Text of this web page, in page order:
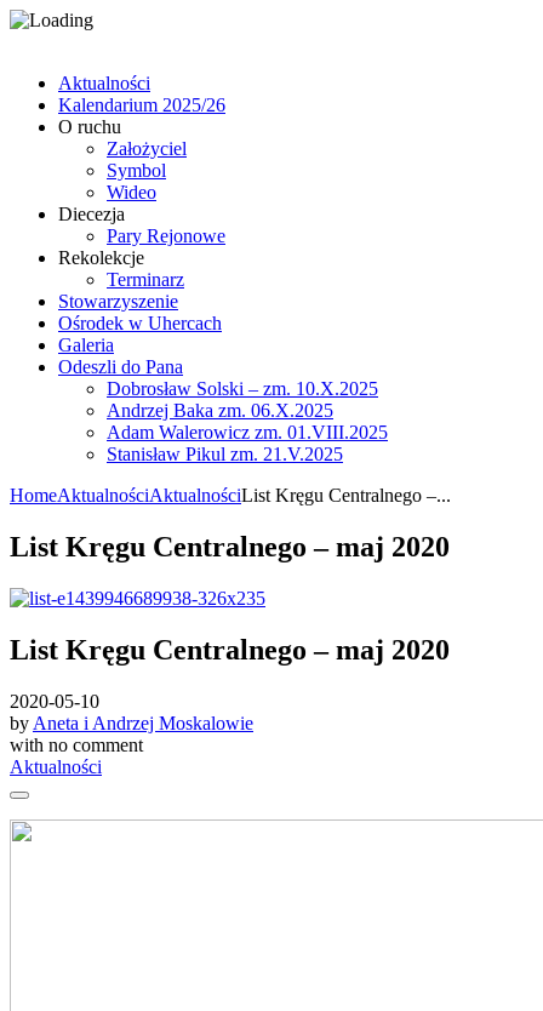
Aktualności
Kalendarium 2025/26
O ruchu
Założyciel
Symbol
Wideo
Diecezja
Pary Rejonowe
Rekolekcje
Terminarz
Stowarzyszenie
Ośrodek w Uhercach
Galeria
Odeszli do Pana
Dobrosław Solski – zm. 10.X.2025
Andrzej Baka zm. 06.X.2025
Adam Walerowicz zm. 01.VIII.2025
Stanisław Pikul zm. 21.V.2025
HomeAktualnościAktualnościList Kręgu Centralnego –...
List Kręgu Centralnego – maj 2020
List Kręgu Centralnego – maj 2020
2020-05-10
by Aneta i Andrzej Moskalowie
with no comment
Aktualności